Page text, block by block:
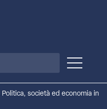
società ed economia in